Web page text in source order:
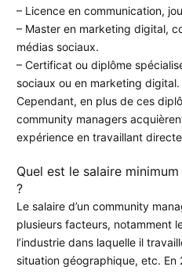
– Licence en communication,
– Master en marketing digital,
médias sociaux.
– Certificat ou diplôme
sociaux ou en marketing digital.
Cependant, en plus de ces
community managers
expérience en travaillant
Quel est le salaire
?
Le salaire d’un community
plusieurs facteurs, notamment
l’industrie dans laquelle il
situation géographique, etc. En